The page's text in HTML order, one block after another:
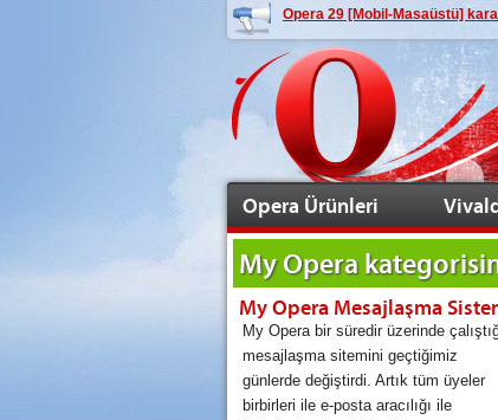
Opera 29 [Mobil-Masaüstü]
Opera Ürünleri
My Opera
My Opera Mesajlaşma
My Opera bir süredir üzerinde
mesajlaşma sitemini geçtiğimiz
günlerde değiştirdi. Artık tüm üyeler
birbirleri ile e-posta aracılığı ile